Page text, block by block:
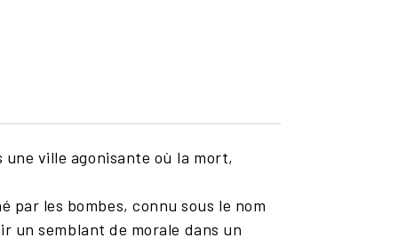
ville agonisante où la mort,
par les bombes, connu sous le nom
un semblant de morale dans un